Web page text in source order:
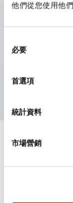
他們從您使用他
必要
首選項
統計資料
市場營銷
（A）、乳白（
防護結構有
6mm）
文件和檔案